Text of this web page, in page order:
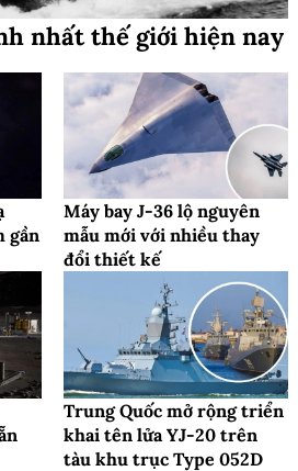
nhất thế giới hiện nay
gần
Máy bay J-36 lộ nguyên
mẫu mới với nhiều thay
đổi thiết kế
Trung Quốc mở rộng triển
khai tên lửa YJ-20 trên
tàu khu trục Type 052D